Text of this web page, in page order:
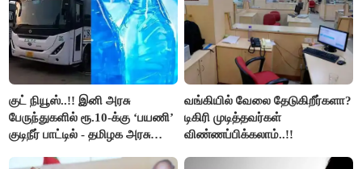
குட் நியூஸ்..!! இனி அரசு
பேருந்துகளில் ரூ.10-க்கு ‘பயணி’
குடிநீர் பாட்டில் - தமிழக அரசு
வங்கியில் வேலை தேடுகிறீர்களா?
டிகிரி முடித்தவர்கள்
விண்ணப்பிக்கலாம்..!!